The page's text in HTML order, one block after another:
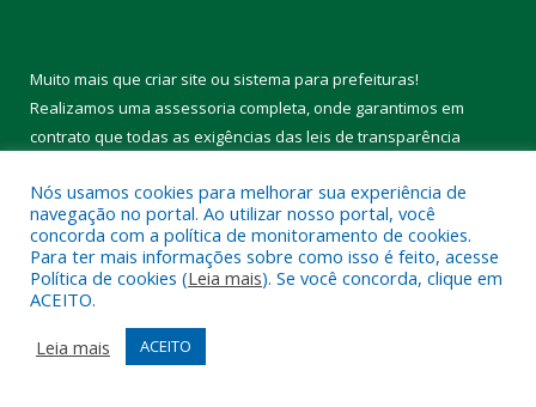
Conheça oPNTP e oRadar da Transparência Pública
Todos os direitos reservados a Câmara Municipal de Melgaço.
Mapa do Site
Acessar Área Administrativa
Nós usamos cookies para melhorar sua experiência de
navegação no portal. Ao utilizar nosso portal, você
concorda com a política de monitoramento de cookies.
Para ter mais informações sobre como isso é feito, acesse
Política de cookies (Leia mais). Se você concorda, clique em
ACEITO.
Leia mais
ACEITO